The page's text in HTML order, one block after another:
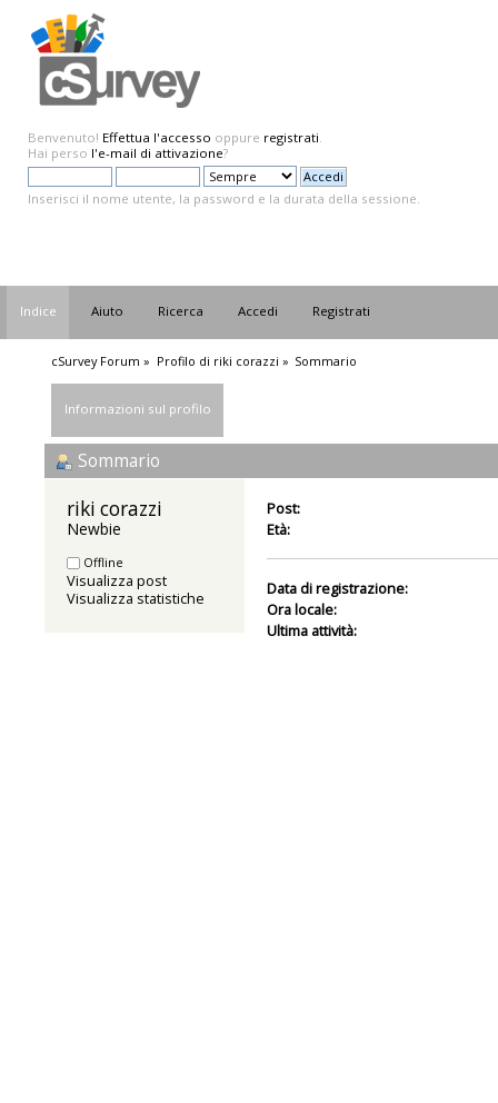
Benvenuto! Effettua l'accesso oppure registrati.
Hai perso l'e-mail di attivazione?
Inserisci il nome utente, la password e la durata della sessione.
Indice Aiuto Ricerca Accedi Registrati
cSurvey Forum » Profilo di riki corazzi » Sommario
Informazioni sul profilo
Sommario
riki corazzi
Newbie
Offline
Visualizza post
Visualizza statistiche
Post:
Età:
Data di registrazione:
Ora locale:
Ultima attività: